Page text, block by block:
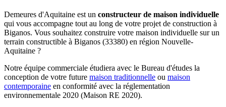
Demeures d'Aquitaine est un constructeur de maison individuelle
qui vous accompagne tout au long de votre projet de construction à
Biganos. Vous souhaitez construire votre maison individuelle sur un
terrain constructible à Biganos (33380) en région Nouvelle-
Aquitaine ?
Notre équipe commerciale étudiera avec le Bureau d'études la
conception de votre future maison traditionnelle ou maison
contemporaine en conformité avec la réglementation
environnementale 2020 (Maison RE 2020).